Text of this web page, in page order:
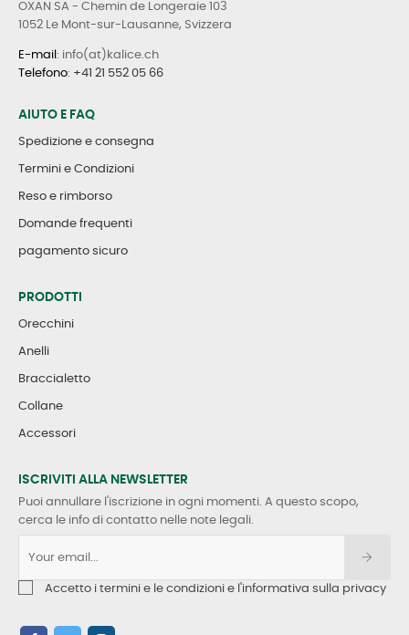
OXAN SA - Chemin de Longeraie 103
1052 Le Mont-sur-Lausanne, Svizzera
E-mail : info(at)kalice.ch
Telefono: +41 21 552 05 66
AIUTO E FAQ
Spedizione e consegna
Termini e Condizioni
Reso e rimborso
Domande frequenti
pagamento sicuro
PRODOTTI
Orecchini
Anelli
Braccialetto
Collane
Accessori
ISCRIVITI ALLA NEWSLETTER
Puoi annullare l'iscrizione in ogni momenti. A questo scopo,
cerca le info di contatto nelle note legali.
Accetto i termini e le condizioni e l'informativa sulla privacy